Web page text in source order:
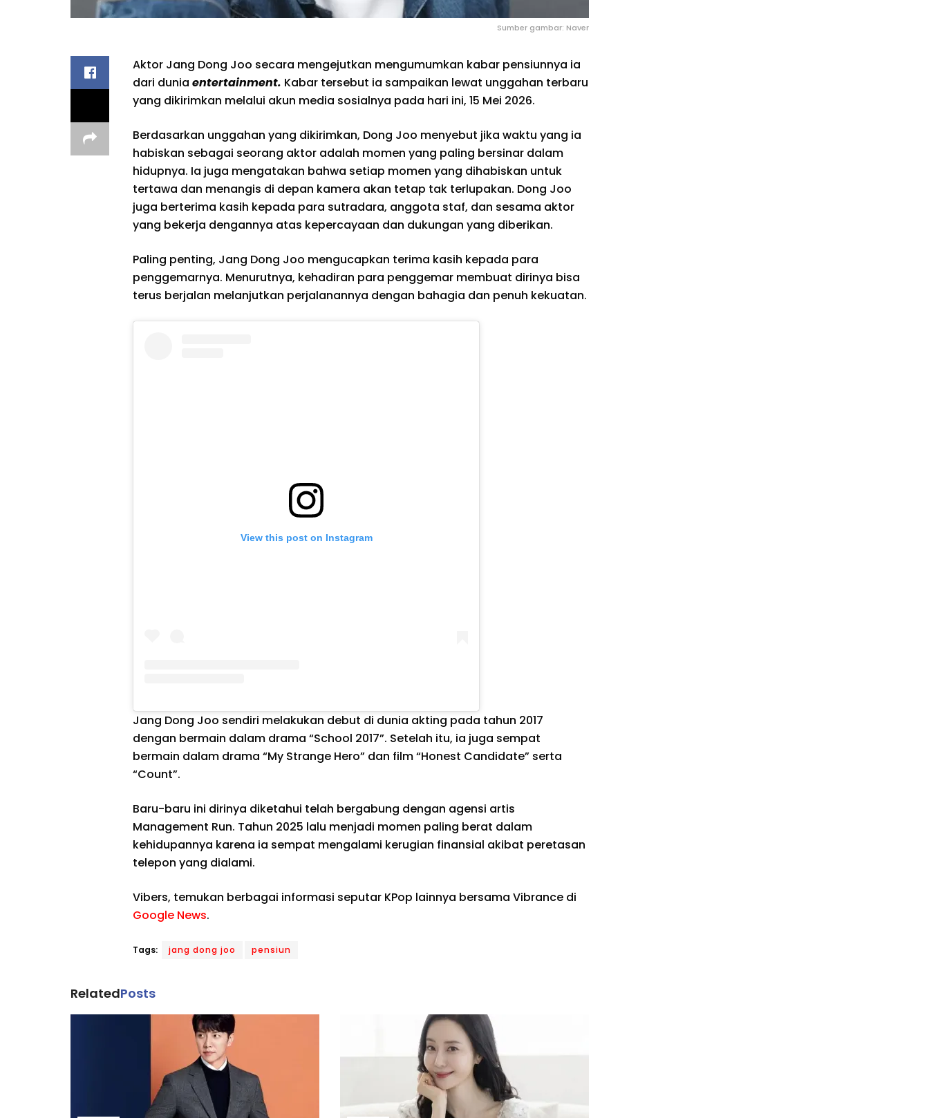
Sumber gambar: Naver
Aktor Jang Dong Joo secara mengejutkan mengumumkan kabar pensiunnya ia
dari dunia entertainment. Kabar tersebut ia sampaikan lewat unggahan terbaru
yang dikirimkan melalui akun media sosialnya pada hari ini, 15 Mei 2026.
Berdasarkan unggahan yang dikirimkan, Dong Joo menyebut jika waktu yang ia
habiskan sebagai seorang aktor adalah momen yang paling bersinar dalam
hidupnya. Ia juga mengatakan bahwa setiap momen yang dihabiskan untuk
tertawa dan menangis di depan kamera akan tetap tak terlupakan. Dong Joo
juga berterima kasih kepada para sutradara, anggota staf, dan sesama aktor
yang bekerja dengannya atas kepercayaan dan dukungan yang diberikan.
Paling penting, Jang Dong Joo mengucapkan terima kasih kepada para
penggemarnya. Menurutnya, kehadiran para penggemar membuat dirinya bisa
terus berjalan melanjutkan perjalanannya dengan bahagia dan penuh kekuatan.
View this post on Instagram
Jang Dong Joo sendiri melakukan debut di dunia akting pada tahun 2017
dengan bermain dalam drama “School 2017”. Setelah itu, ia juga sempat
bermain dalam drama “My Strange Hero” dan film “Honest Candidate” serta
“Count”.
Baru-baru ini dirinya diketahui telah bergabung dengan agensi artis
Management Run. Tahun 2025 lalu menjadi momen paling berat dalam
kehidupannya karena ia sempat mengalami kerugian finansial akibat peretasan
telepon yang dialami.
Vibers, temukan berbagai informasi seputar KPop lainnya bersama Vibrance di
Google News.
Tags: jang dong joo pensiun
RelatedPosts